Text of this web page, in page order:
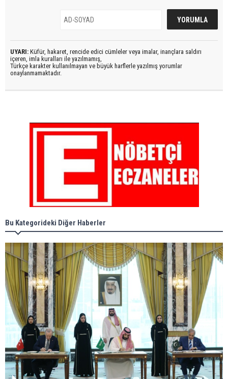
UYARI: Küfür, hakaret, rencide edici cümleler veya imalar, inançlara saldırı
içeren, imla kuralları ile yazılmamış,
Türkçe karakter kullanılmayan ve büyük harflerle yazılmış yorumlar
onaylanmamaktadır.
Bu Kategorideki Diğer Haberler